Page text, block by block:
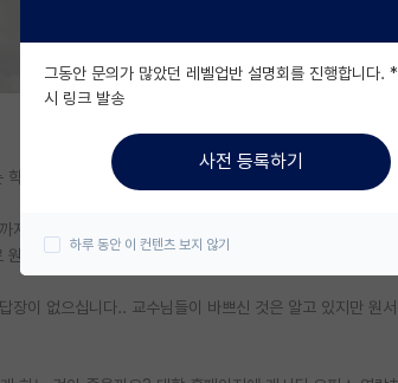
부생입니다.
진행했던 교수님이 계십니다.
서 접수 기간이 시작되자 바로 메일을 보냈습니다.
장이 없으십니다.. 교수님들이 바쁘신 것은 알고 있지만 원
그동안 문의가 많았던 레벨업반 설명회를 진행합니다.
시 링크 발송
사전 등록하기
하루 동안 이 컨텐츠 보지 않기